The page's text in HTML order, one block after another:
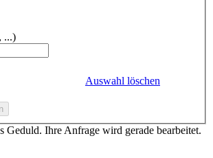
...)
Auswahl löschen
Geduld. Ihre Anfrage wird gerade bearbeitet.